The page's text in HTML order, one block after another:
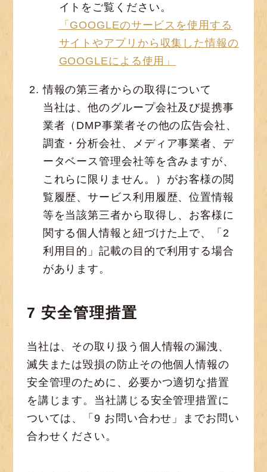
イトをご覧ください。
「GOOGLEのサービスを使用する
サイトやアプリから収集した情報の
GOOGLEによる使用」
情報の第三者からの取得について
当社は、他のグループ会社及び提携事
業者（DMP事業者その他の広告会社、
調査・分析会社、メディア事業者、デ
ータベース管理会社等を含みますが、
これらに限りません。）がお客様の閲
覧履歴、サービス利用履歴、位置情報
等を当該第三者から取得し、お客様に
関する個人情報と紐づけた上で、「2
利用目的」記載の目的で利用する場合
があります。
7 安全管理措置
当社は、その取り扱う個人情報の漏洩、
滅失または毀損の防止その他個人情報の
安全管理のために、必要かつ適切な措置
を講じます。当社講じる安全管理措置に
ついては、「9 お問い合わせ」までお問い
合わせください。